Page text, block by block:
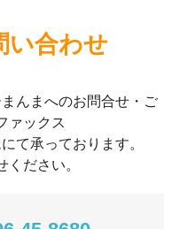
い合わせ
んまへのお問合せ・ご
ァックス
て承っております。
ください。